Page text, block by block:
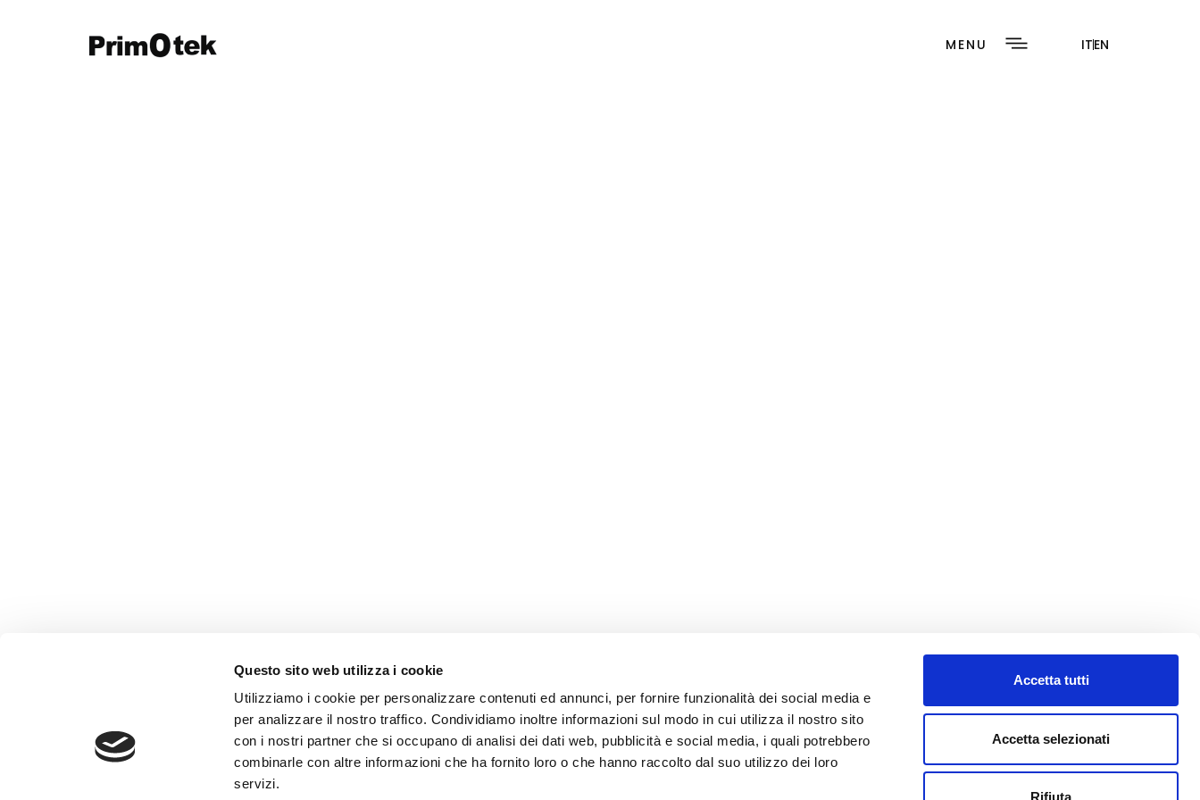
Questo sito web utilizza i cookie
Utilizziamo i cookie per personalizzare contenuti ed annunci, per fornire funzionalità dei social media e
per analizzare il nostro traffico. Condividiamo inoltre informazioni sul modo in cui utilizza il nostro sito
con i nostri partner che si occupano di analisi dei dati web, pubblicità e social media, i quali potrebbero
combinarle con altre informazioni che ha fornito loro o che hanno raccolto dal suo utilizzo dei loro
servizi.
Accetta tutti
Accetta selezionati
Rifiuta
MENU ITEN